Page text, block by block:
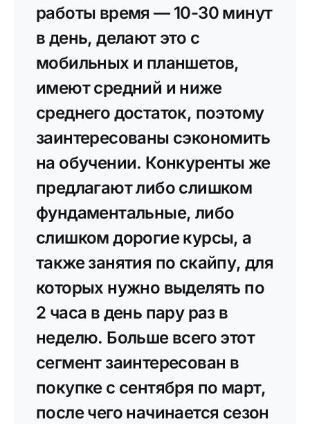
работы время — 10-30 минут
в день, делают это с
мобильных и планшетов,
имеют средний и ниже
среднего достаток, поэтому
заинтересованы сэкономить
на обучении. Конкуренты же
предлагают либо слишком
фундаментальные, либо
слишком дорогие курсы, а
также занятия по скайпу, для
которых нужно выделять по
2 часа в день пару раз в
неделю. Больше всего этот
сегмент заинтересован в
покупке с сентября по март,
после чего начинается сезон